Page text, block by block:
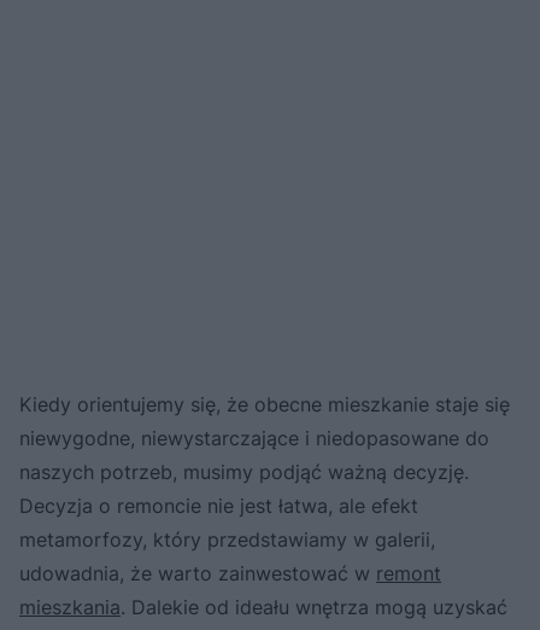
Kiedy orientujemy się, że obecne mieszkanie staje się
niewygodne, niewystarczające i niedopasowane do
naszych potrzeb, musimy podjąć ważną decyzję.
Decyzja o remoncie nie jest łatwa, ale efekt
metamorfozy, który przedstawiamy w galerii,
udowadnia, że warto zainwestować w remont
mieszkania. Dalekie od ideału wnętrza mogą uzyskać